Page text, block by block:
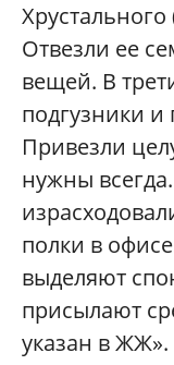
Отвезли ее
вещей. В
подгузники и
Привезли
нужны
полки в
выделяют
присылают
указан в ЖЖ».